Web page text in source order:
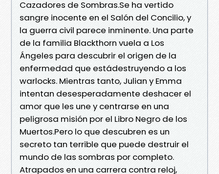
Cazadores de Sombras.Se ha vertido
sangre inocente en el Salón del Concilio, y
la guerra civil parece inminente. Una parte
de la familia Blackthorn vuela a Los
Ángeles para descubrir el origen de la
enfermedad que estádestruyendo a los
warlocks. Mientras tanto, Julian y Emma
intentan desesperadamente deshacer el
amor que les une y centrarse en una
peligrosa misión por el Libro Negro de los
Muertos.Pero lo que descubren es un
secreto tan terrible que puede destruir el
mundo de las sombras por completo.
Atrapados en una carrera contra reloj,